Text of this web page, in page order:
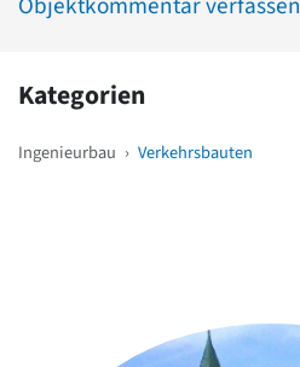
Kategorien
Ingenieurbau › Verkehrsbauten